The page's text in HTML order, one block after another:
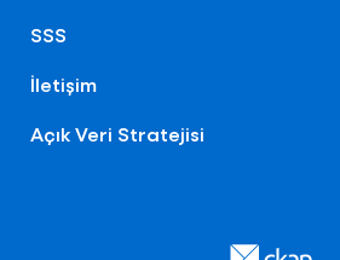
SSS
İletişim
Açık Veri Stratejisi